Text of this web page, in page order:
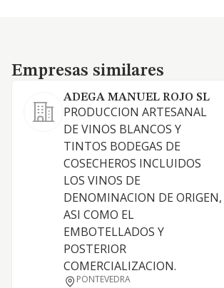
Empresas similares
Empresas similares
ADEGA MANUEL ROJO SL
PRODUCCION ARTESANAL
DE VINOS BLANCOS Y
TINTOS BODEGAS DE
COSECHEROS INCLUIDOS
LOS VINOS DE
DENOMINACION DE ORIGEN,
ASI COMO EL
EMBOTELLADOS Y
POSTERIOR
COMERCIALIZACION.
PONTEVEDRA